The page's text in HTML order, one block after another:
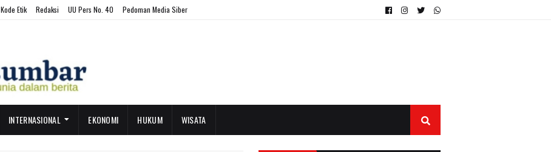
Kode Etik Redaksi UU Pers No. 40 Pedoman Media Siber
INTERNASIONAL EKONOMI HUKUM WISATA